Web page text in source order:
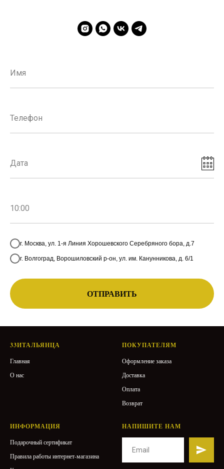
Имя
Телефон
Дата
10:00
г. Москва, ул. 1-я Линия Хорошевского Серебряного бора, д.7
г. Волгоград, Ворошиловский р-он, ул. им. Канунникова, д. 6/1
ОТПРАВИТЬ
33ИТАЛЬЯНЦА
Главная
О нас
ПОКУПАТЕЛЯМ
Оформление заказа
Доставка
Оплата
Возврат
ИНФОРМАЦИЯ
Подарочный сертификат
Правила работы интернет-магазина
НАПИШИТЕ НАМ